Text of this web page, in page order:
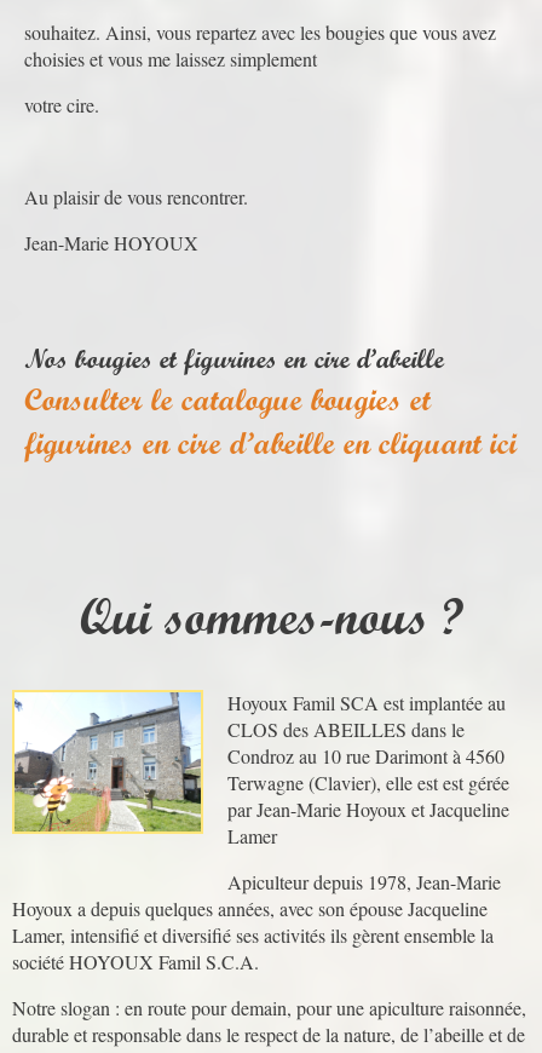
souhaitez. Ainsi, vous repartez avec les bougies que vous avez
choisies et vous me laissez simplement
votre cire.
Au plaisir de vous rencontrer.
Jean-Marie HOYOUX
Nos bougies et figurines en cire d’abeille
Consulter le catalogue bougies et
figurines en cire d’abeille en cliquant ici
Qui sommes-nous ?
Hoyoux Famil SCA est implantée au
CLOS des ABEILLES dans le
Condroz au 10 rue Darimont à 4560
Terwagne (Clavier), elle est est gérée
par Jean-Marie Hoyoux et Jacqueline
Lamer
Apiculteur depuis 1978, Jean-Marie
Hoyoux a depuis quelques années, avec son épouse Jacqueline
Lamer, intensifié et diversifié ses activités ils gèrent ensemble la
société HOYOUX Famil S.C.A.
Notre slogan : en route pour demain, pour une apiculture raisonnée,
durable et responsable dans le respect de la nature, de l’abeille et de